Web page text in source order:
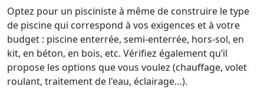
Optez pour un pisciniste à même de construire le type
de piscine qui correspond à vos exigences et à votre
budget : piscine enterrée, semi-enterrée, hors-sol, en
kit, en béton, en bois, etc. Vérifiez également qu’il
propose les options que vous voulez (chauffage, volet
roulant, traitement de l'eau, éclairage…).